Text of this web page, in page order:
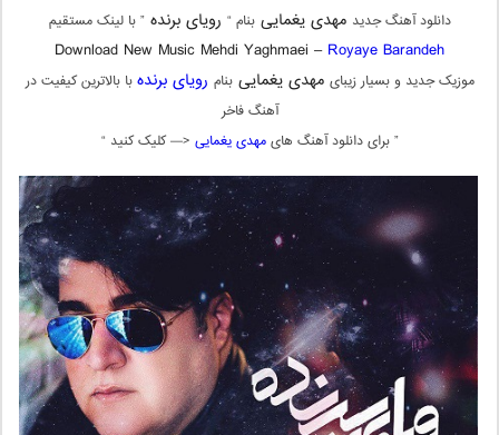
دانلود آهنگ جدید مهدی یغماییبنام “ رویای برنده” با لینک مستقیم
Download New Music Mehdi Yaghmaei – Royaye Barandeh
موزیک جدید و بسیار زیبای مهدی یغماییبنام رویای برندهبا بالاترین کیفیت در
آهنگ فاخر
” برای دانلود آهنگ هایمهدی یغمایی <— کلیک کنید “